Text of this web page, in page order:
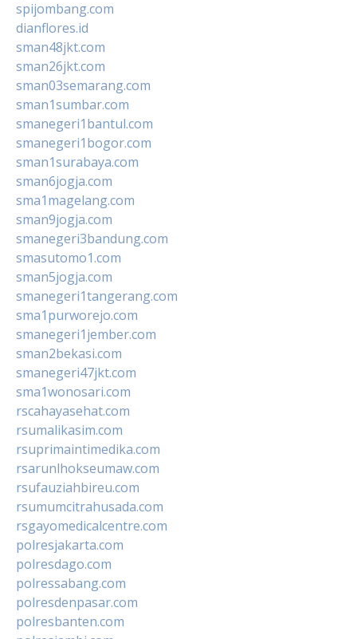
spijombang.com
dianflores.id
sman48jkt.com
sman26jkt.com
sman03semarang.com
sman1sumbar.com
smanegeri1bantul.com
smanegeri1bogor.com
sman1surabaya.com
sman6jogja.com
sma1magelang.com
sman9jogja.com
smanegeri3bandung.com
smasutomo1.com
sman5jogja.com
smanegeri1tangerang.com
sma1purworejo.com
smanegeri1jember.com
sman2bekasi.com
smanegeri47jkt.com
sma1wonosari.com
rscahayasehat.com
rsumalikasim.com
rsuprimaintimedika.com
rsarunlhokseumaw.com
rsufauziahbireu.com
rsumumcitrahusada.com
rsgayomedicalcentre.com
polresjakarta.com
polresdago.com
polressabang.com
polresdenpasar.com
polresbanten.com